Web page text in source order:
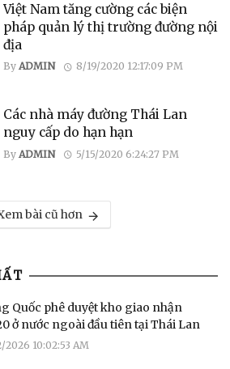
Việt Nam tăng cường các biện
pháp quản lý thị trường đường nội
địa
By ADMIN 8/19/2020 12:17:09 PM
Các nhà máy đường Thái Lan
nguy cấp do hạn hạn
By ADMIN 5/15/2020 6:24:27 PM
bài cũ hơn
Quốc phê duyệt kho giao nhận
ở nước ngoài đầu tiên tại Thái Lan
2026 10:02:53 AM